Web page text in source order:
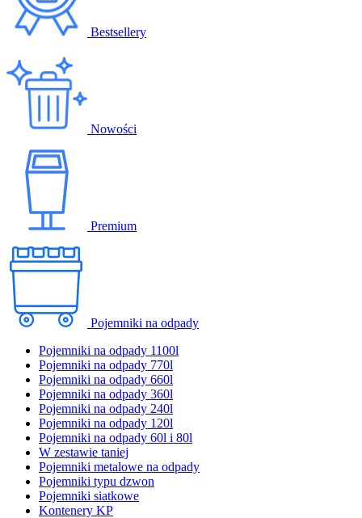
Bestsellery
Nowości
Premium
Pojemniki na odpady
Pojemniki na odpady 1100l
Pojemniki na odpady 770l
Pojemniki na odpady 660l
Pojemniki na odpady 360l
Pojemniki na odpady 240l
Pojemniki na odpady 120l
Pojemniki na odpady 60l i 80l
W zestawie taniej
Pojemniki metalowe na odpady
Pojemniki typu dzwon
Pojemniki siatkowe
Kontenery KP